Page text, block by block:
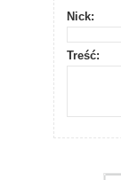
Nick:
Treść: